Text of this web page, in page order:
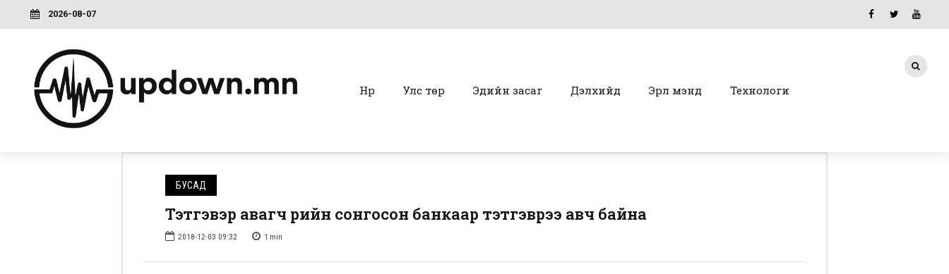
2026-08-07
Нүүр Улс төр Эдийн засаг Дэлхийд Эрүүл мэнд Технологи
БУСАД
Тэтгэвэр авагч өөрийн сонгосон банкаар тэтгэврээ авч байна
2018-12-03 09:32 1 min